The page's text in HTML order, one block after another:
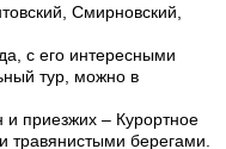
Смирновский,
с его интересными
тур, можно в
приезжих – Курортное
травянистыми берегами.